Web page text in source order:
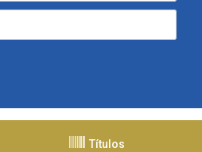
Títulos